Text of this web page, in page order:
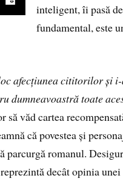
inteligent, îi pasă
fundamental, este
afecțiunea cititorilor și
dumneavoastră toate
să văd cartea
că povestea și
parcurgă romanul.
decât opinia